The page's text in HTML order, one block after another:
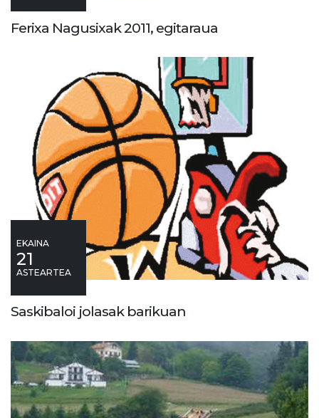
Ferixa Nagusixak 2011, egitaraua
EKAINA
21
ASTEARTEA
Saskibaloi jolasak barikuan